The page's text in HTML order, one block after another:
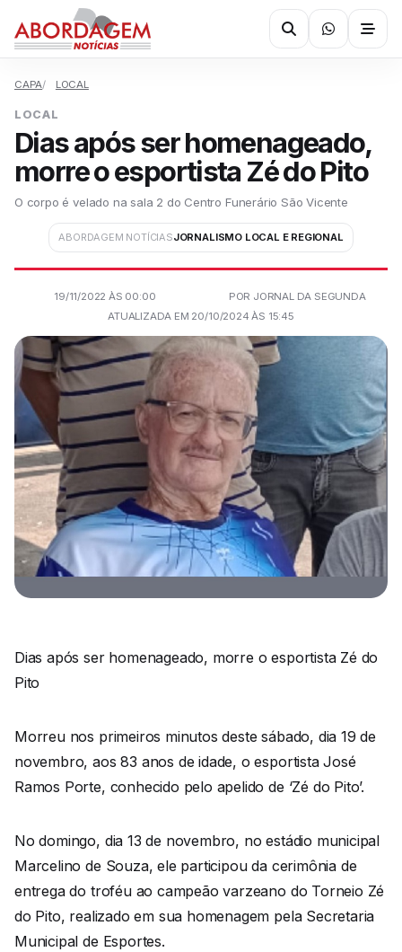
CAPA LOCAL
LOCAL
Dias após ser homenageado,
morre o esportista Zé do Pito
O corpo é velado na sala 2 do Centro Funerário São Vicente
ABORDAGEM NOTÍCIASJORNALISMO LOCAL E REGIONAL
19/11/2022 ÀS 00:00
POR JORNAL DA SEGUNDA
ATUALIZADA EM 20/10/2024 ÀS 15:45
Dias após ser homenageado, morre o esportista Zé do
Pito
Morreu nos primeiros minutos deste sábado, dia 19 de
novembro, aos 83 anos de idade, o esportista José
Ramos Porte, conhecido pelo apelido de ‘Zé do Pito’.
No domingo, dia 13 de novembro, no estádio municipal
Marcelino de Souza, ele participou da cerimônia de
entrega do troféu ao campeão varzeano do Torneio Zé
do Pito, realizado em sua homenagem pela Secretaria
Municipal de Esportes.